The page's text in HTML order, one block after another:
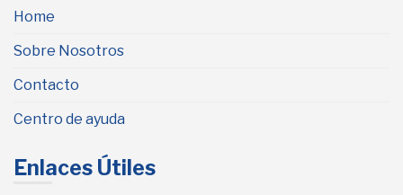
Home
Sobre Nosotros
Contacto
Centro de ayuda
Enlaces Útiles